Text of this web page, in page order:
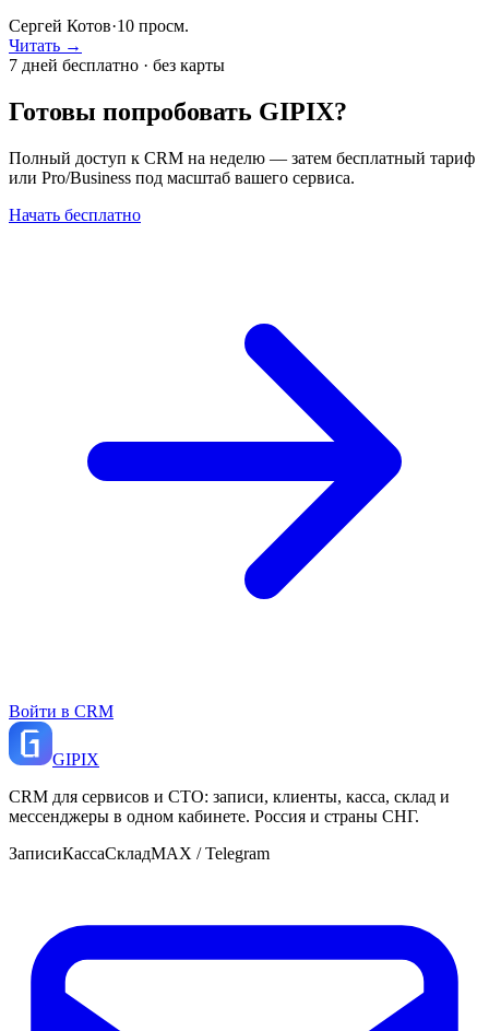
Сергей Котов·10 просм.
Читать →
7 дней бесплатно · без карты
Готовы попробовать GIPIX?
Полный доступ к CRM на неделю — затем бесплатный тариф
или Pro/Business под масштаб вашего сервиса.
Начать бесплатно
Войти в CRM
GIPIX
CRM для сервисов и СТО: записи, клиенты, касса, склад и
мессенджеры в одном кабинете. Россия и страны СНГ.
ЗаписиКассаСкладMAX / Telegram